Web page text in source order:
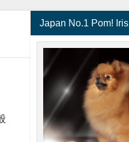
Japan No.1 Pom! Iris